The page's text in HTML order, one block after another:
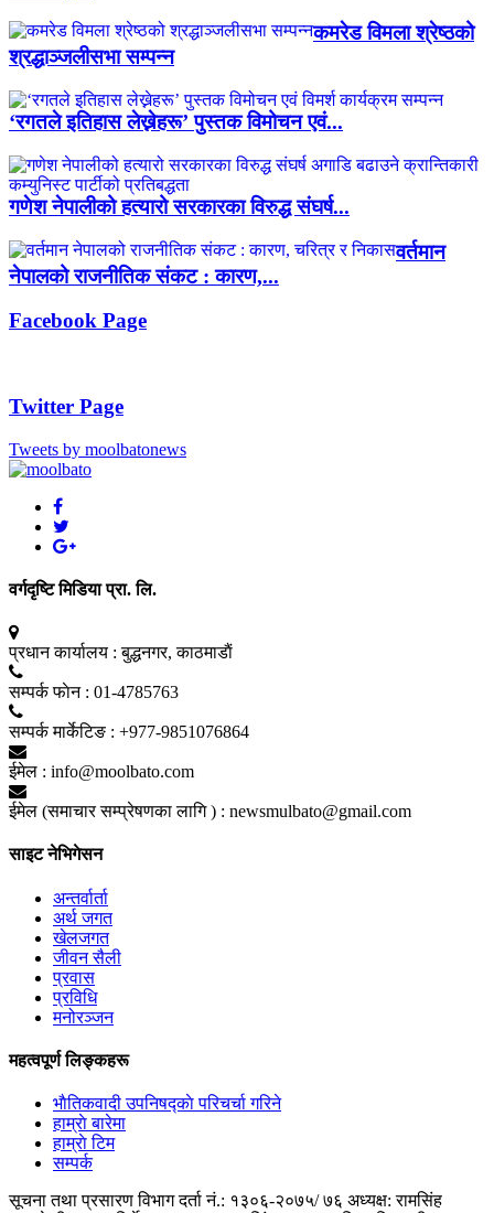
कमरेड विमला श्रेष्ठको
श्रद्धाञ्जलीसभा सम्पन्न
‘रगतले इतिहास लेख्नेहरू’ पुस्तक विमोचन एवं...
गणेश नेपालीको हत्यारो सरकारका विरुद्ध संघर्ष...
वर्तमान
नेपालको राजनीतिक संकट : कारण,...
Facebook Page
Twitter Page
Tweets by moolbatonews
वर्गदृष्टि मिडिया प्रा. लि.
प्रधान कार्यालय : बुद्धनगर, काठमाडाैं
सम्पर्क फाेन : 01-4785763
सम्पर्क मार्केटिङ : +977-9851076864
ईमेल : info@moolbato.com
ईमेल (समाचार सम्प्रेषणका लागि ) : newsmulbato@gmail.com
साइट नेभिगेसन
अन्तर्वार्ता
अर्थ जगत
खेलजगत
जीवन सैली
प्रवास
प्रविधि
मनोरञ्जन
महत्वपूर्ण लिङ्कहरू
भाैतिकवादी उपनिषद्काे परिचर्चा गरिने
हाम्राे बारेमा
हाम्राे टिम
सम्पर्क
सूचना तथा प्रसारण विभाग दर्ता नं.: १३०६-२०७५/ ७६ अध्यक्ष: रामसिंह